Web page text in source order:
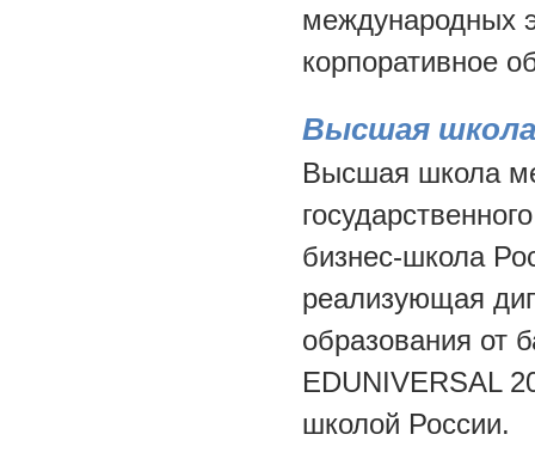
международных
корпоративное
Высшая
Высшая школа
бизнес-школа
реализующая
образования от
EDUNIVERSAL
школой России.